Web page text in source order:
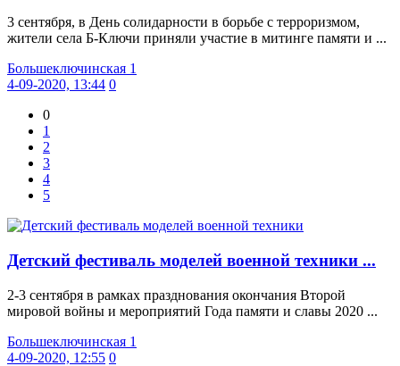
3 сентября, в День солидарности в борьбе с терроризмом,
жители села Б-Ключи приняли участие в митинге памяти и ...
Большеключинская 1
4-09-2020, 13:44 0
0
1
2
3
4
5
Детский фестиваль моделей военной техники ...
2-3 сентября в рамках празднования окончания Второй
мировой войны и мероприятий Года памяти и славы 2020 ...
Большеключинская 1
4-09-2020, 12:55 0